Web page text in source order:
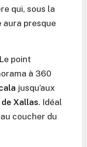
qui, sous la
aura presque
Le point
à 360
jusqu’aux
Xallas. Idéal
coucher du